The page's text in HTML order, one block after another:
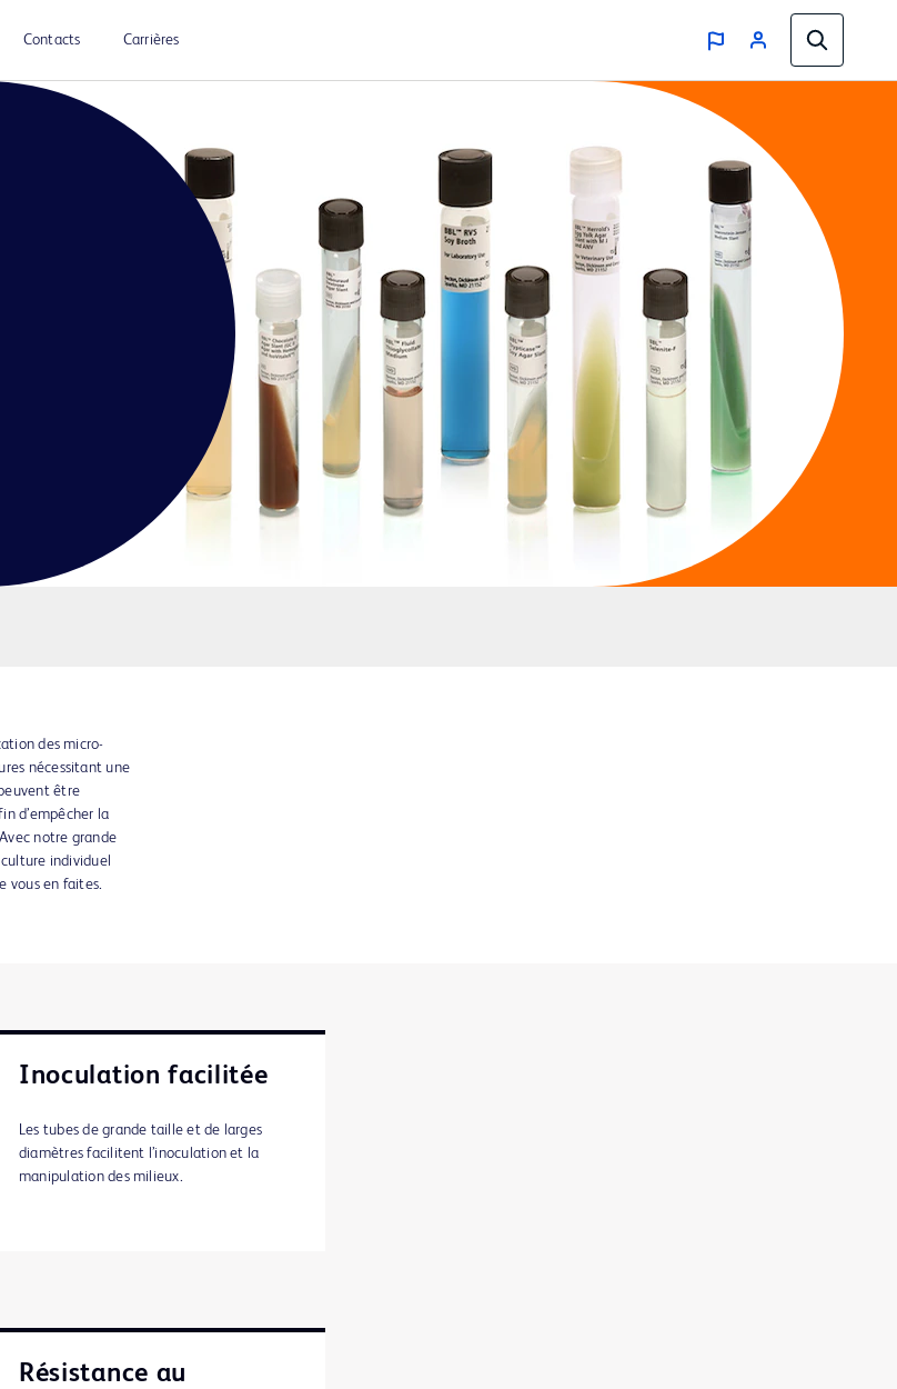
Contacts Carrières
des micro-
nécessitant une
être
d’empêcher la
notre grande
individuel
vous en faites.
Inoculation facilitée
Les tubes de grande taille et de larges
diamètres facilitent l’inoculation et la
manipulation des milieux.
Résistance au